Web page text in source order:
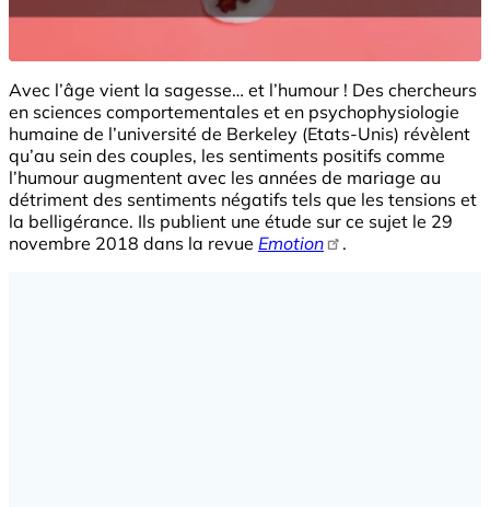
Avec l’âge vient la sagesse… et l’humour ! Des chercheurs
en sciences comportementales et en psychophysiologie
humaine de l’université de Berkeley (Etats-Unis) révèlent
qu’au sein des couples, les sentiments positifs comme
l’humour augmentent avec les années de mariage au
détriment des sentiments négatifs tels que les tensions et
la belligérance. Ils publient une étude sur ce sujet le 29
novembre 2018 dans la revue Emotion .